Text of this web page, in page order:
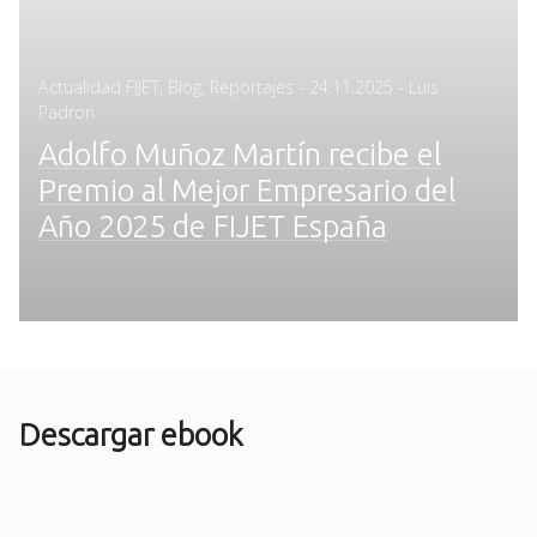
Actualidad FIJET Blog Reportajes - Posted
24.11.2025 - Luis
Padron
Adolfo Muñoz Martín recibe el
Premio al Mejor Empresario del
Año 2025 de FIJET España
Descargar ebook